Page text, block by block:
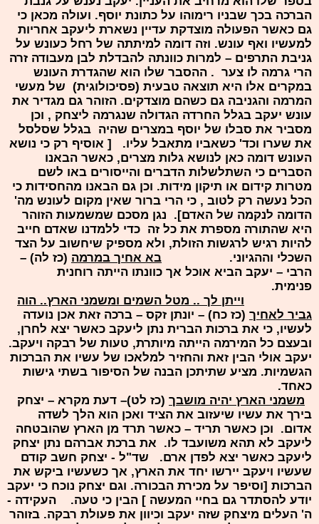
הברכה בכך שבניו רימוהו על כתונת יוסף. ועולה מכאן כי
גם כאשר הפעולה מוצדקת עדיין נשארת ליעקב אחריות
למעשיו ואף עונש. וזה דומה למיתתה של רחל כעונש על
גניבת התרפים – למרות כוונתה להבדלת לבן מעבודה זרה
הרי גרמה לו צער . ההסבר שלו הוא שהגדרת העונש
במקרים אלו היא תוצאה טבעית (פסיכולוגית) של מעשי
המרמה והגניבה גם כשהם מוצדקים. הזוהר גם מגדיר את
עונש יעקב בגלל החרדה הגדולה שנגרמה ליצחק , וכן
מסביר את סבלו של יוסף במצרים שהיה בגלל שסלסל
את שערו וכד' כשאביו מתאבל עליו. [ אוסיף רק כי נושא
העונש דומה כאן לנושא גלות מצרים, כאשר הבאנו
הסברים כי השתלשלות הדברים והייסורים באו לשם
מטרות קידום או תיקון מידות. וכן גם הבאנו מהחסידות כי
הכל נעשה רק לטוב , כי הרי ברור שאין מקום לעונש מה'
הדומה לנקמה של האדם]. נגן מסכם שמשמעות הזוהר
היא שהתורה מספרת את כל זה כדי ללמדנו שאדם חייב
להיות רגיש לרגשות הזולת, ולא מספיק שיחשוב על הצד
השכלי וההגיוני. בא אחיך במרמה (כז לה) –
הרבי – יעקב הביא אוכל אך כוונתו הייתה רוחנית
פנימית.
וייתן לך .. מטל השמים ומשמני הארץ.. הוה
גביר לאחיך (כז כח) – יונתן זקס – ברכה זאת אכן נועדה
לעשיו, כי את ברכות הברית נתן ליעקב כאשר יצא לחרן,
ובעצם כל המירמה הייתה מיותרת, טעות של רבקה ויעקב.
יעקב אולי הבין זאת והחזיר למלאכו של עשיו את הברכות
הגשמיות. מציע שתיתכן הבנה של הסיפור בשתי גישות
כאחד.
משמני הארץ יהיה מושבך (כז לט)– דעת מקרא – יצחק
בירך את עשיו שיעזוב את הציד ואכן הוא הלך לשדה
אדום. וכן כאשר תריד – כאשר תרד מן הארץ שהובטחה
ליעקב לא תהא משועבד לו. את ברכת אברהם נתן יצחק
ליעקב כאשר יצא לפדן ארם. שד"ל - יצחק חשב קודם
שעשיו ויעקב יירשו יחד את הארץ, אך כשעשיו ביקש את
הברכות [וסיפר על מכירת הבכורה. וגם יצחק נוכח כי יעקב
יודע להסתדר גם בחיי המעשה ] הבין כי טעה. העקידה -
ה' העלים מיצחק שזה יעקב וכיוון את פעולת רבקה. בזוהר